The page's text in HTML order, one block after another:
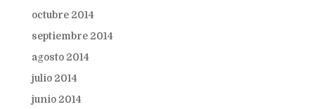
octubre 2014
septiembre 2014
agosto 2014
julio 2014
junio 2014